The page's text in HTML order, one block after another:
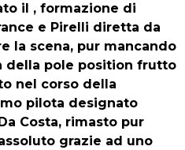
il , formazione di
e Pirelli diretta da
la scena, pur mancando
della pole position frutto
nel corso della
pilota designato
Costa, rimasto pur
grazie ad uno